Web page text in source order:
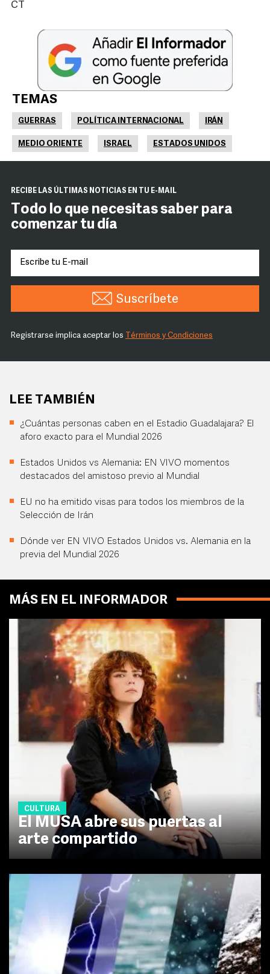
CT
TEMAS
GUERRAS POLÍTICA INTERNACIONAL IRÁN
MEDIO ORIENTE ISRAEL ESTADOS UNIDOS
RECIBE LAS ÚLTIMAS NOTICIAS EN TU E-MAIL
Todo lo que necesitas saber para
comenzar tu día
Suscríbete
Registrarse implica aceptar los Términos y Condiciones
LEE TAMBIÉN
¿Cuántas personas caben en el Estadio Guadalajara? El
aforo exacto para el Mundial 2026
Estados Unidos vs Alemania: EN VIVO momentos
destacados del amistoso previo al Mundial
EU no ha emitido visas para todos los miembros de la
Selección de Irán
Dónde ver EN VIVO Estados Unidos vs. Alemania en la
previa del Mundial 2026
MÁS EN EL INFORMADOR
CULTURA
El MUSA abre sus puertas al
arte compartido